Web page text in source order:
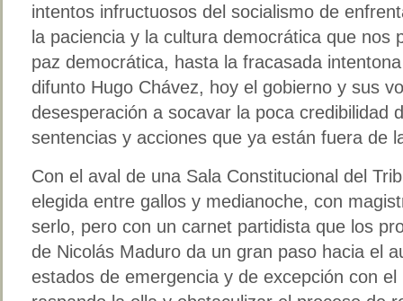
intentos infructuosos del socialismo de
la paciencia y la cultura democrática que nos
paz democrática, hasta la fracasada
difunto Hugo Chávez, hoy el gobierno y sus
desesperación a socavar la poca credibilidad
sentencias y acciones que ya están fuera de
Con el aval de una Sala Constitucional del
elegida entre gallos y medianoche, con
serlo, pero con un carnet partidista que los
de Nicolás Maduro da un gran paso hacia el
estados de emergencia y de excepción con